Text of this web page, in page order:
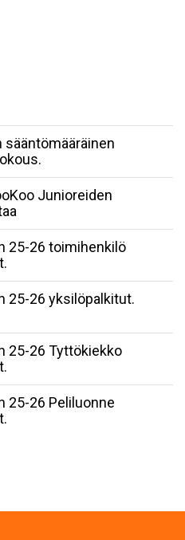
sääntömääräinen
Junioreiden
25-26 toimihenkilö
25-26 yksilöpalkitut.
25-26 Tyttökiekko
25-26 Peliluonne